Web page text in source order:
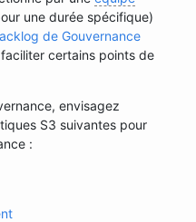
une durée spécifique)
de Gouvernance
certains points de
envisagez
S3 suivantes pour
: